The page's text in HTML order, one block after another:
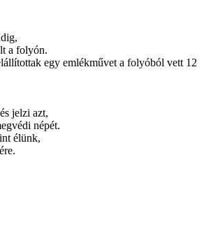
a folyón.
egy emlékművet a folyóból vett 12
jelzi azt,
népét.
élünk,